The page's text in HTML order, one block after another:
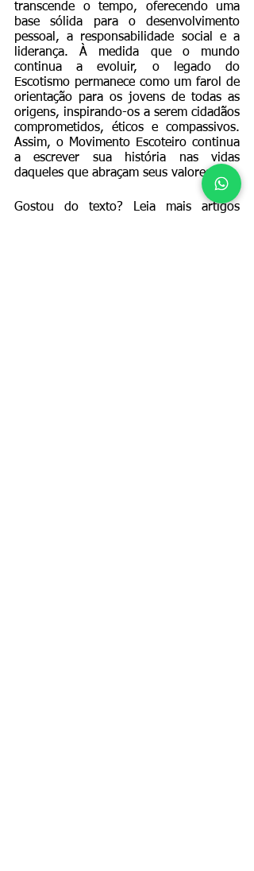
transcende o tempo, oferecendo uma
base sólida para o desenvolvimento
pessoal, a responsabilidade social e a
liderança. À medida que o mundo
continua a evoluir, o legado do
Escotismo permanece como um farol de
orientação para os jovens de todas as
origens, inspirando-os a serem cidadãos
comprometidos, éticos e compassivos.
Assim, o Movimento Escoteiro continua
a escrever sua história nas vidas
daqueles que abraçam seus valores.
Gostou do texto? Leia mais artigos